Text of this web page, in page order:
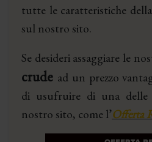
tutte le caratteristiche della
sul nostro sito.
Se desideri assaggiare le
crude ad un prezzo
di usufruire di una
nostro sito, come l’Offerta